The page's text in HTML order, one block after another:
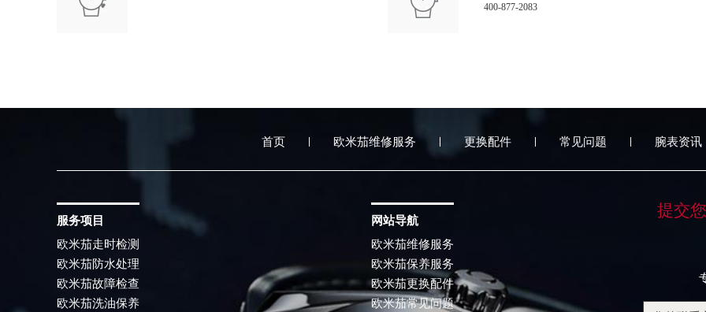
400-877-2083
首页 欧米茄维修服务 更换配件 常见问题 腕表资讯
提交
服务项目
欧米茄走时检测
欧米茄防水处理
欧米茄故障检查
欧米茄洗油保养
网站导航
欧米茄维修服务
欧米茄保养服务
欧米茄更换配件
欧米茄常见问题